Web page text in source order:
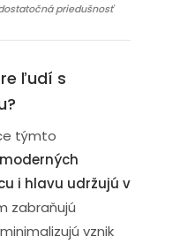
priedušnosť
ľudí s
týmto
moderných
i hlavu udržujú v
zabraňujú
vznik